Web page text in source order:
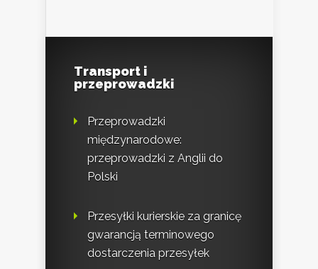
Transport i
przeprowadzki
Przeprowadzki
międzynarodowe:
przeprowadzki z Anglii do
Polski
Przesyłki kurierskie za granicę
gwarancją terminowego
dostarczenia przesyłek